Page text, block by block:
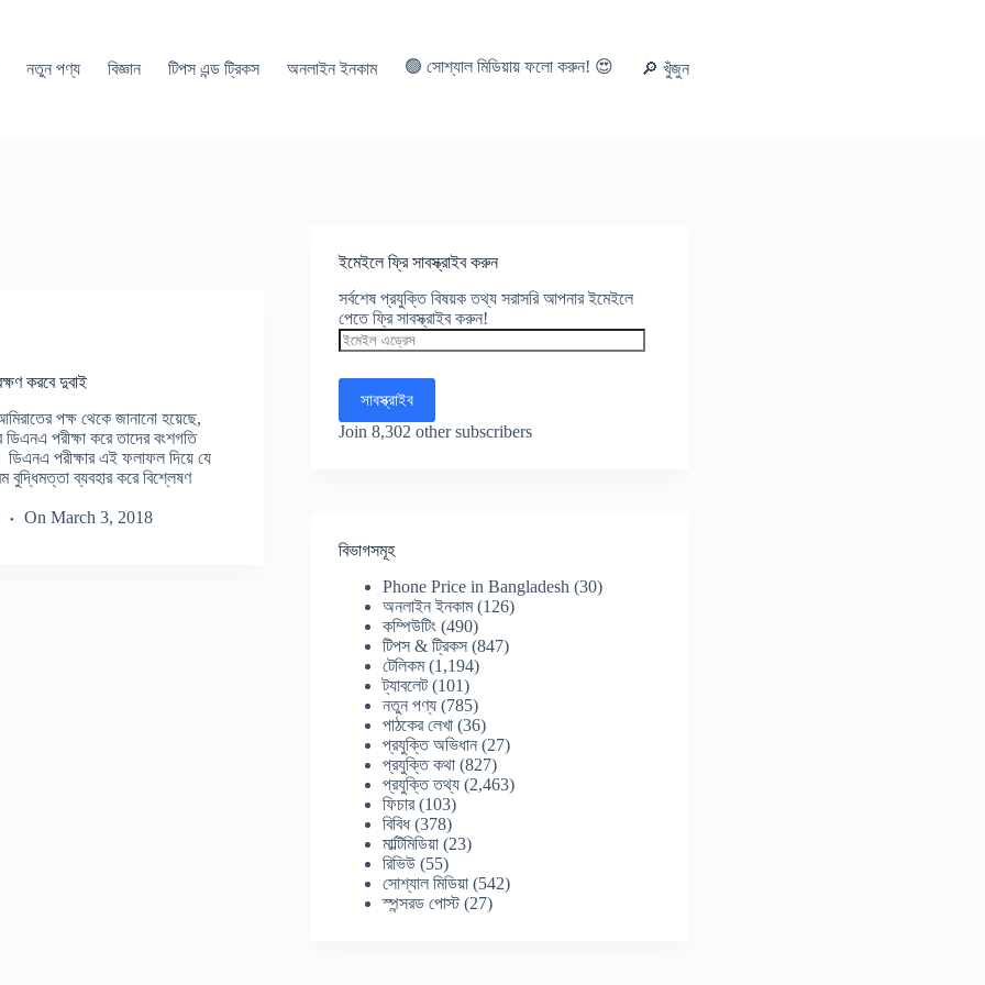
নতুন পণ্য বিজ্ঞান টিপস এন্ড ট্রিকস অনলাইন ইনকাম 🟢 সোশ্যাল মিডিয়ায় ফলো করুন! 😍 🔎 খুঁজুন
করবে দুবাই
পক্ষ থেকে জানানো হয়েছে,
ডিএনএ পরীক্ষা করে তাদের বংশগতি
পরীক্ষার এই ফলাফল দিয়ে যে
বুদ্ধিমত্তা ব্যবহার করে বিশ্লেষণ
On March 3, 2018
ইমেইলে ফ্রি সাবস্ক্রাইব করুন
সর্বশেষ প্রযুক্তি বিষয়ক তথ্য সরাসরি আপনার ইমেইলে
পেতে ফ্রি সাবস্ক্রাইব করুন!
ইমেইল
এড্রেস
সাবস্ক্রাইব
Join 8,302 other subscribers
বিভাগসমূহ
Phone Price in Bangladesh (30)
অনলাইন ইনকাম(126)
কম্পিউটিং (490)
টিপস & ট্রিকস (847)
টেলিকম(1,194)
ট্যাবলেট(101)
নতুন পণ্য (785)
পাঠকের লেখা (36)
প্রযুক্তি অভিধান (27)
প্রযুক্তি কথা (827)
প্রযুক্তি তথ্য (2,463)
ফিচার(103)
বিবিধ(378)
মাল্টিমিডিয়া (23)
রিভিউ (55)
সোশ্যাল মিডিয়া (542)
স্পন্সরড পোস্ট(27)